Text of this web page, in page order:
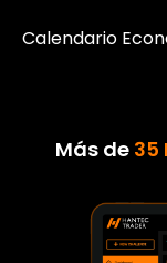
Calendario
Más de 35